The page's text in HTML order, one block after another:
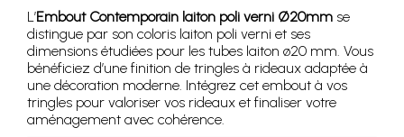
L’Embout Contemporain laiton poli verni Ø20mm se
distingue par son coloris laiton poli verni et ses
dimensions étudiées pour les tubes laiton ø20 mm. Vous
bénéficiez d’une finition de tringles à rideaux adaptée à
une décoration moderne. Intégrez cet embout à vos
tringles pour valoriser vos rideaux et finaliser votre
aménagement avec cohérence.